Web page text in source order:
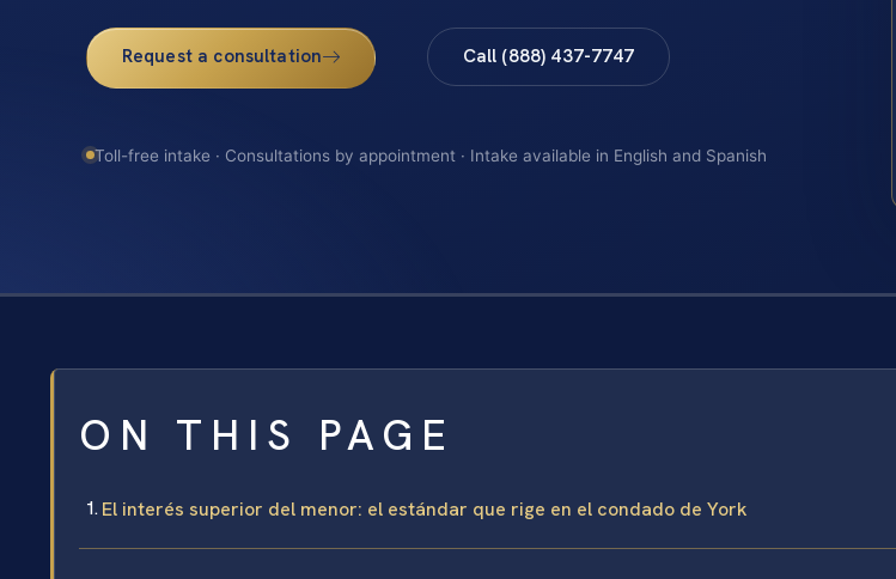
Request a consultation Call (888) 437-7747
Toll-free intake · Consultations by appointment · Intake available in English and Spanish
ON THIS PAGE
El interés superior del menor: el estándar que rige en el condado de York